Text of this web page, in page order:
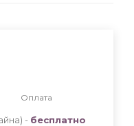
Оплата
- бесплатно